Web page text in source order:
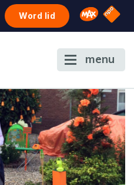
Word lid Omroep
NPO
menu